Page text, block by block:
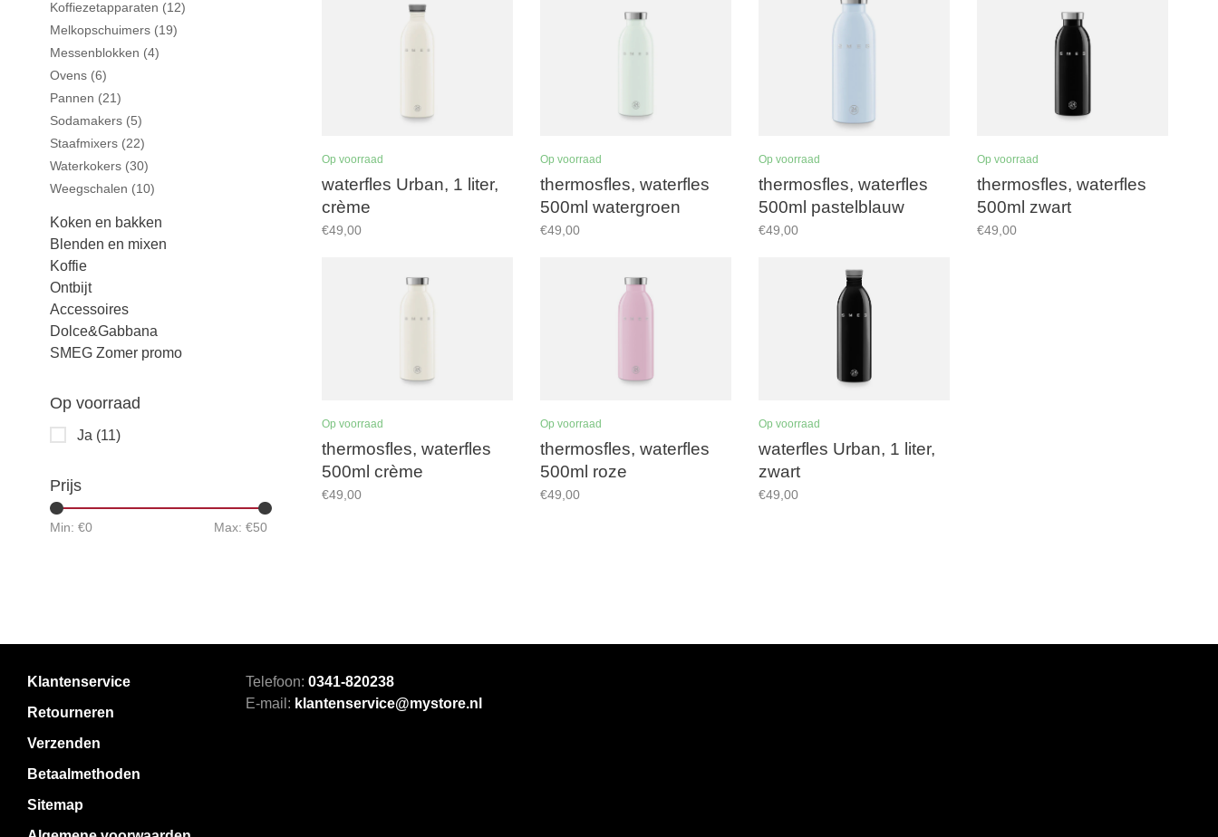
Koffiezetapparaten (12)
Melkopschuimers (19)
Messenblokken (4)
Ovens (6)
Pannen (21)
Sodamakers (5)
Staafmixers (22)
Waterkokers (30)
Weegschalen (10)
Koken en bakken
Blenden en mixen
Koffie
Ontbijt
Accessoires
Dolce&Gabbana
SMEG Zomer promo
Op voorraad
Ja (11)
Prijs
Min: €0 Max: €50
Op voorraad
waterfles Urban, 1 liter,
crème
€49,00
Op voorraad
thermosfles, waterfles
500ml watergroen
€49,00
Op voorraad
thermosfles, waterfles
500ml pastelblauw
€49,00
Op voorraad
thermosfles, waterfles
500ml zwart
€49,00
Op voorraad
thermosfles, waterfles
500ml crème
€49,00
Op voorraad
thermosfles, waterfles
500ml roze
€49,00
Op voorraad
waterfles Urban, 1 liter,
zwart
€49,00
Klantenservice
Retourneren
Verzenden
Betaalmethoden
Sitemap
Telefoon: 0341-820238
E-mail: klantenservice@mystore.nl